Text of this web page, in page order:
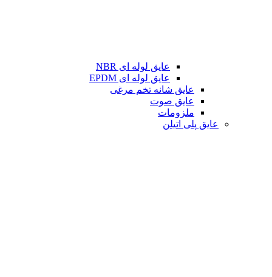
عایق لوله ای NBR
عایق لوله ای EPDM
عایق شانه تخم مرغی
عایق صوت
ملزومات
عایق پلی اتیلن